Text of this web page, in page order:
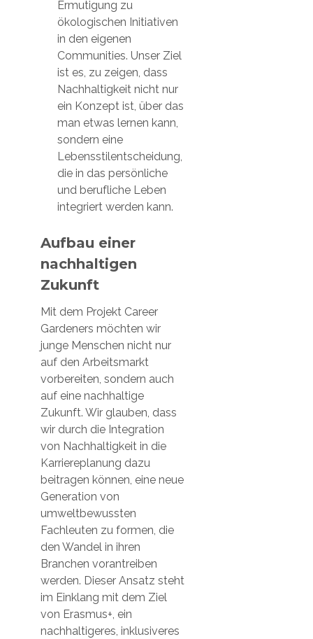
Ermutigung zu
ökologischen Initiativen
in den eigenen
Communities. Unser Ziel
ist es, zu zeigen, dass
Nachhaltigkeit nicht nur
ein Konzept ist, über das
man etwas lernen kann,
sondern eine
Lebensstilentscheidung,
die in das persönliche
und berufliche Leben
integriert werden kann.
Aufbau einer
nachhaltigen
Zukunft
Mit dem Projekt Career
Gardeners möchten wir
junge Menschen nicht nur
auf den Arbeitsmarkt
vorbereiten, sondern auch
auf eine nachhaltige
Zukunft. Wir glauben, dass
wir durch die Integration
von Nachhaltigkeit in die
Karriereplanung dazu
beitragen können, eine neue
Generation von
umweltbewussten
Fachleuten zu formen, die
den Wandel in ihren
Branchen vorantreiben
werden. Dieser Ansatz steht
im Einklang mit dem Ziel
von Erasmus+, ein
nachhaltigeres, inklusiveres